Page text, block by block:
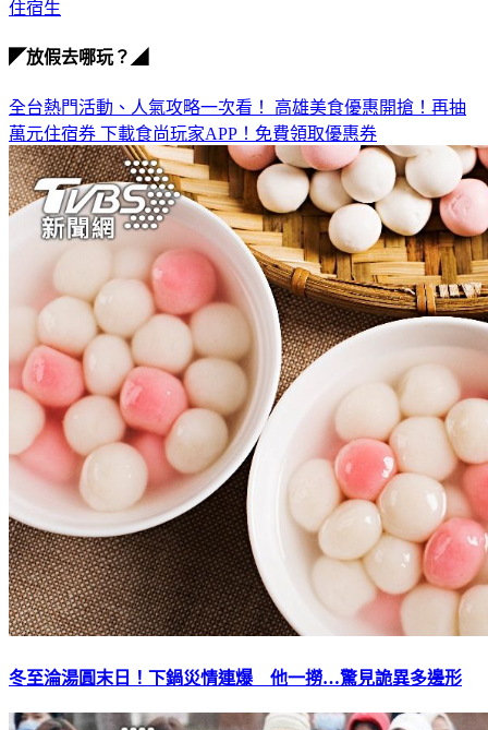
住宿生
◤放假去哪玩？◢
全台熱門活動、人氣攻略一次看！ 高雄美食優惠開搶！再抽
萬元住宿券 下載食尚玩家APP！免費領取優惠券
冬至淪湯圓末日！下鍋災情連爆 他一撈…驚見詭異多邊形